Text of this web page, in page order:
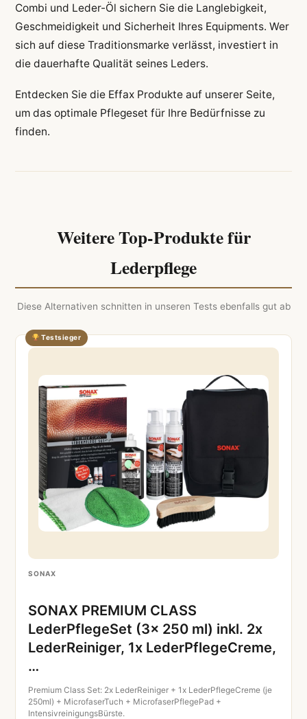
Combi und Leder-Öl sichern Sie die Langlebigkeit,
Geschmeidigkeit und Sicherheit Ihres Equipments. Wer
sich auf diese Traditionsmarke verlässt, investiert in
die dauerhafte Qualität seines Leders.
Entdecken Sie die Effax Produkte auf unserer Seite,
um das optimale Pflegeset für Ihre Bedürfnisse zu
finden.
Weitere Top-Produkte für
Lederpflege
Diese Alternativen schnitten in unseren Tests ebenfalls gut ab
Testsieger
SONAX
SONAX PREMIUM CLASS
LederPflegeSet (3x 250 ml) inkl. 2x
LederReiniger, 1x LederPflegeCreme,
…
Premium Class Set: 2x LederReiniger + 1x LederPflegeCreme (je
250ml) + MicrofaserTuch + MicrofaserPflegePad +
IntensivreinigungsBürste.